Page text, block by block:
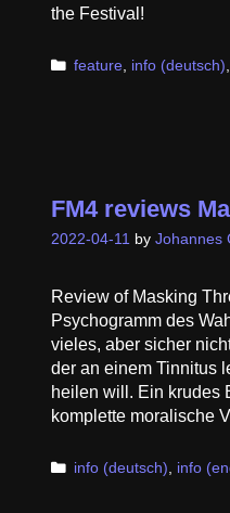
the Festival!
Categories
feature, info (deutsch)
FM4 reviews
2022-04-11 by Johannes
Review of Masking
Psychogramm des
vieles, aber sicher
der an einem Tinnitus
heilen will. Ein krudes
komplette moralische
Categories
info (deutsch) info